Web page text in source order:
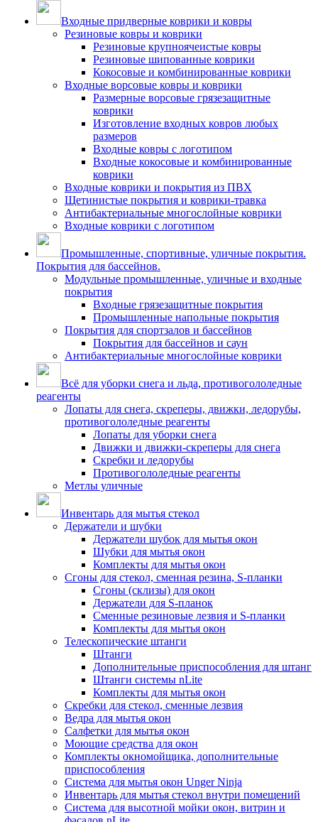
Входные придверные коврики и ковры
Резиновые ковры и коврики
Резиновые крупноячеистые ковры
Резиновые шипованные коврики
Кокосовые и комбинированные коврики
Входные ворсовые ковры и коврики
Размерные ворсовые грязезащитные
коврики
Изготовление входных ковров любых
размеров
Входные ковры с логотипом
Входные кокосовые и комбинированные
коврики
Входные коврики и покрытия из ПВХ
Щетинистые покрытия и коврики-травка
Антибактериальные многослойные коврики
Входные коврики с логотипом
Промышленные, спортивные, уличные покрытия.
Покрытия для бассейнов.
Модульные промышленные, уличные и входные
покрытия
Входные грязезащитные покрытия
Промышленные напольные покрытия
Покрытия для спортзалов и бассейнов
Покрытия для бассейнов и саун
Антибактериальные многослойные коврики
Всё для уборки снега и льда, противогололедные
реагенты
Лопаты для снега, скреперы, движки, ледорубы,
противогололедные реагенты
Лопаты для уборки снега
Движки и движки-скреперы для снега
Скребки и ледорубы
Противогололедные реагенты
Метлы уличные
Инвентарь для мытья стекол
Держатели и шубки
Держатели шубок для мытья окон
Шубки для мытья окон
Комплекты для мытья окон
Сгоны для стекол, сменная резина, S-планки
Сгоны (склизы) для окон
Держатели для S-планок
Сменные резиновые лезвия и S-планки
Комплекты для мытья окон
Телескопические штанги
Штанги
Дополнительные приспособления для штанг
Штанги системы nLite
Комплекты для мытья окон
Скребки для стекол, сменные лезвия
Ведра для мытья окон
Салфетки для мытья окон
Моющие средства для окон
Комплекты окномойщика, дополнительные
приспособления
Система для мытья окон Unger Ninja
Инвентарь для мытья стекол внутри помещений
Система для высотной мойки окон, витрин и